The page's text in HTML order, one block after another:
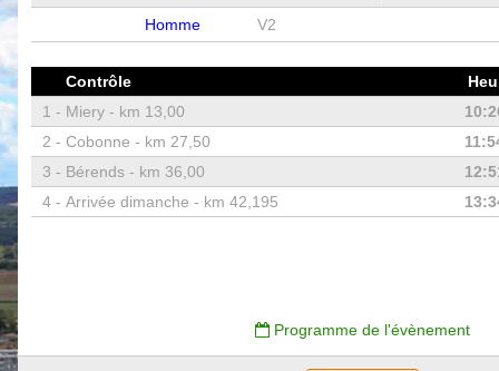
Homme
V2
Contrôle
1 - Miery - km 13,00
2 - Cobonne - km 27,50
3 - Bérends - km 36,00
4 - Arrivée dimanche - km 42,195
Programme de l'évènement